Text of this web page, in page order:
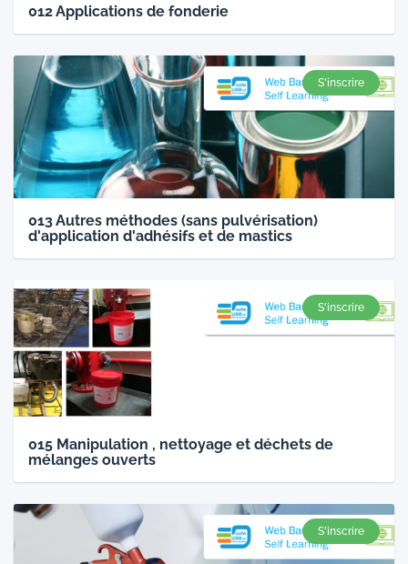
012 Applications de fonderie
S'inscrire
013 Autres méthodes (sans pulvérisation)
d'application d'adhésifs et de mastics
S'inscrire
015 Manipulation , nettoyage et déchets de
mélanges ouverts
S'inscrire